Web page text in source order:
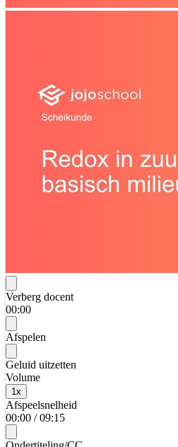
Verberg docent
00:00
Afspelen
Geluid uitzetten
Volume
1 x
Afspeelsnelheid
00:00 / 09:15